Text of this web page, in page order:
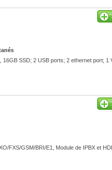
SSD; 2 USB ports; 2 ethernet port; 1
FXS/GSM/BRI/E1, Module de IPBX et